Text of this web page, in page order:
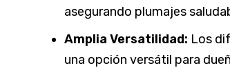
asegurando plumajes
Amplia Versatilidad: Los
una opción versátil para